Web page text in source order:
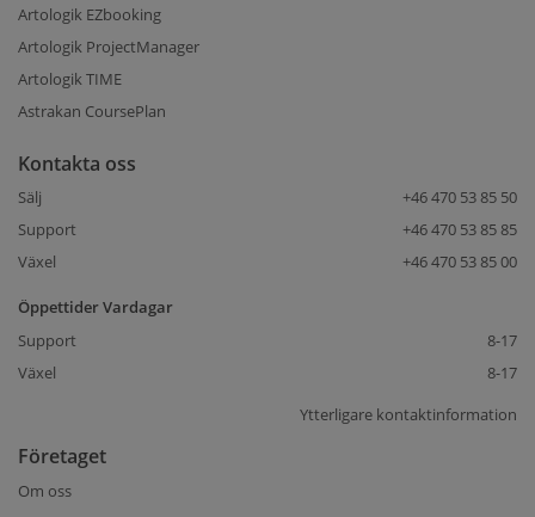
Artologik EZbooking
Artologik ProjectManager
Artologik TIME
Astrakan CoursePlan
Kontakta oss
Sälj
+46 470 53 85 50
Support
+46 470 53 85 85
Växel
+46 470 53 85 00
Öppettider Vardagar
Support
8-17
Växel
8-17
Ytterligare kontaktinformation
Företaget
Om oss